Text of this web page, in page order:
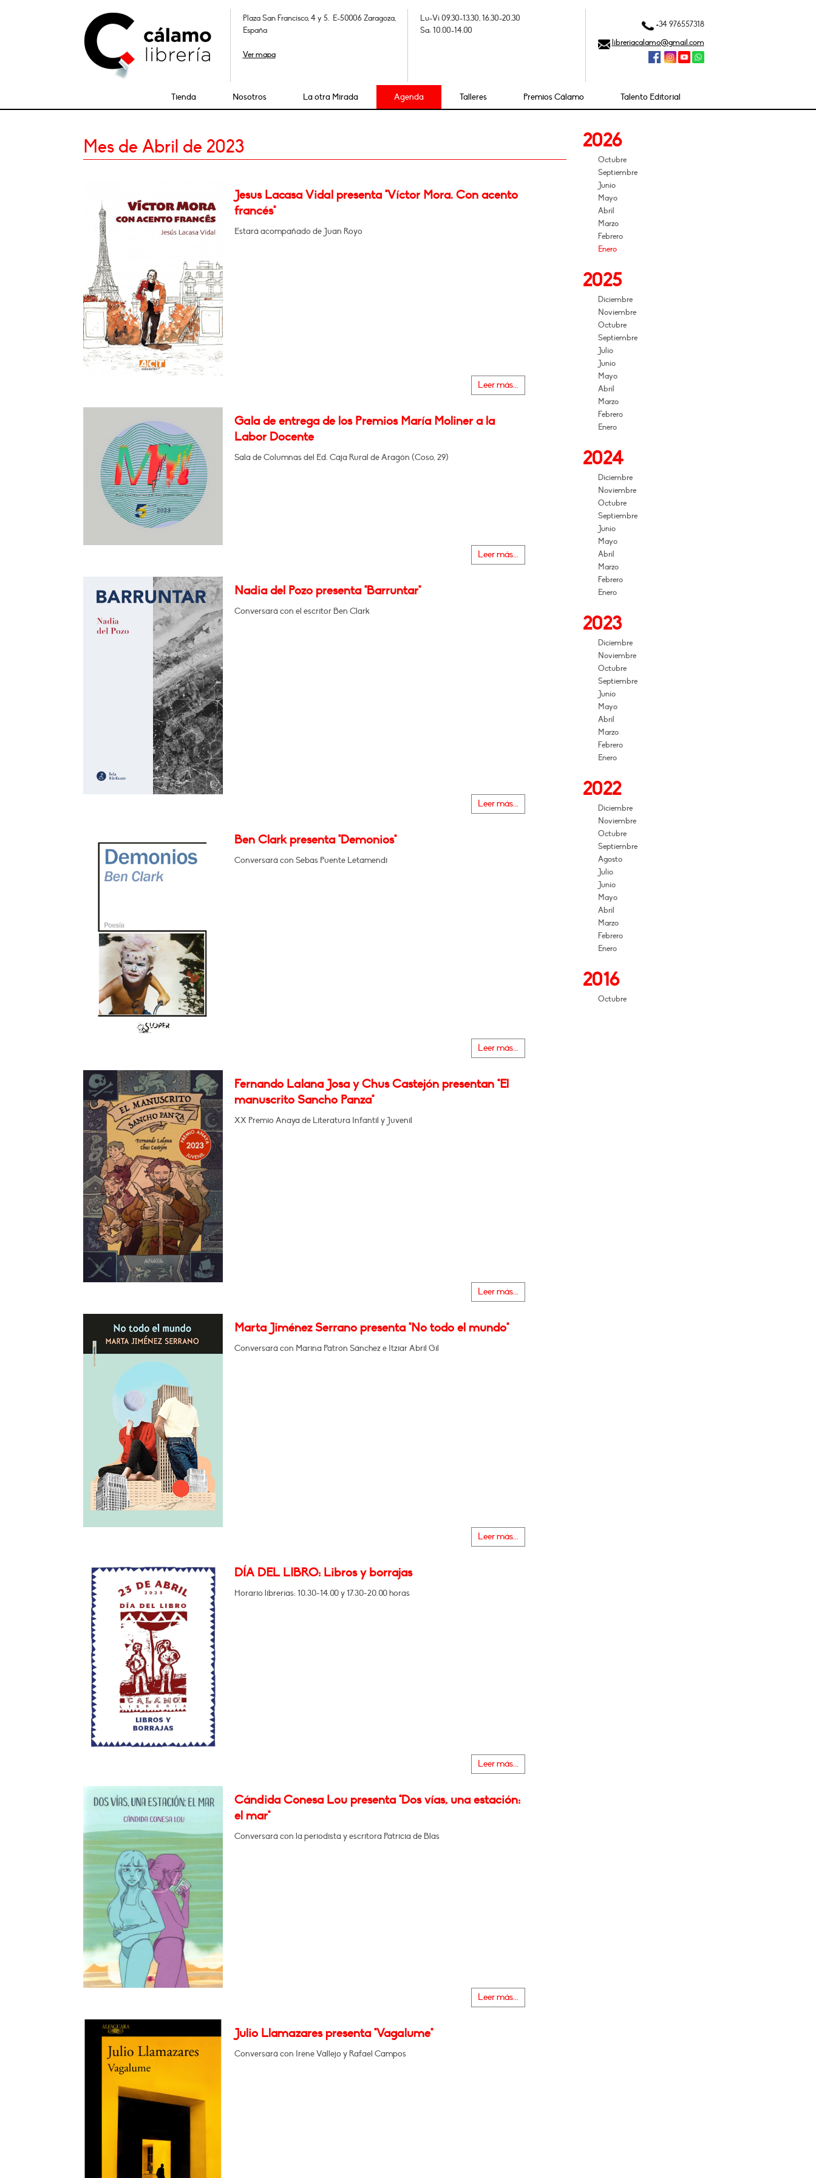
Plaza San Francisco, 4 y 5. E-50006 Zaragoza,
España
Ver mapa
Lu-Vi 09.30-13.30, 16.30-20.30
Sa: 10.00-14.00
+34 976557318
libreriacalamo@gmail.com
Tienda Nosotros La otra Mirada Agenda Talleres Premios Cálamo Talento Editorial
Mes de Abril de 2023
Jesus Lacasa Vidal presenta "Víctor Mora. Con acento
francés"
Estará acompañado de Juan Royo
Leer más...
Gala de entrega de los Premios María Moliner a la
Labor Docente
Sala de Columnas del Ed. Caja Rural de Aragón (Coso, 29)
Leer más...
Nadia del Pozo presenta "Barruntar"
Conversará con el escritor Ben Clark
Leer más...
Ben Clark presenta "Demonios"
Conversará con Sebas Puente Letamendi
Leer más...
Fernando Lalana Josa y Chus Castejón presentan "El
manuscrito Sancho Panza"
XX Premio Anaya de Literatura Infantil y Juvenil
Leer más...
Marta Jiménez Serrano presenta "No todo el mundo"
Conversará con Marina Patrón Sánchez e Itziar Abril Gil
Leer más...
DÍA DEL LIBRO: Libros y borrajas
Horario librerías: 10.30-14.00 y 17.30-20.00 horas
Leer más...
Cándida Conesa Lou presenta "Dos vías, una estación:
el mar"
Conversará con la periodista y escritora Patricia de Blas
Leer más...
Julio Llamazares presenta "Vagalume"
Conversará con Irene Vallejo y Rafael Campos
2026
Octubre
Septiembre
Junio
Mayo
Abril
Marzo
Febrero
Enero
2025
Diciembre
Noviembre
Octubre
Septiembre
Julio
Junio
Mayo
Abril
Marzo
Febrero
Enero
2024
Diciembre
Noviembre
Octubre
Septiembre
Junio
Mayo
Abril
Marzo
Febrero
Enero
2023
Diciembre
Noviembre
Octubre
Septiembre
Junio
Mayo
Abril
Marzo
Febrero
Enero
2022
Diciembre
Noviembre
Octubre
Septiembre
Agosto
Julio
Junio
Mayo
Abril
Marzo
Febrero
Enero
2016
Octubre